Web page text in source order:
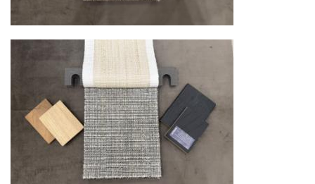
Гарантийная проверка
предмет повреждений и дефектов при
доставке
Сроки доставкиСтандартная доставка по
Москве осуществляется в течение 3-5 рабочих
дней. Для Московской области сроки зависят
от удалённости объекта и варьируются от 5 до
10 рабочих дней. Возможна срочная доставка
при наличии свободных логистических